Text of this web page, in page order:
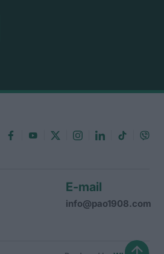
E-mail
info@pao1908.com